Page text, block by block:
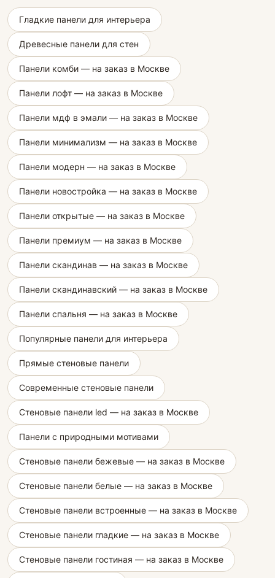
Гладкие панели для интерьера
Древесные панели для стен
Панели комби — на заказ в Москве
Панели лофт — на заказ в Москве
Панели мдф в эмали — на заказ в Москве
Панели минимализм — на заказ в Москве
Панели модерн — на заказ в Москве
Панели новостройка — на заказ в Москве
Панели открытые — на заказ в Москве
Панели премиум — на заказ в Москве
Панели скандинав — на заказ в Москве
Панели скандинавский — на заказ в Москве
Панели спальня — на заказ в Москве
Популярные панели для интерьера
Прямые стеновые панели
Современные стеновые панели
Стеновые панели led — на заказ в Москве
Панели с природными мотивами
Стеновые панели бежевые — на заказ в Москве
Стеновые панели белые — на заказ в Москве
Стеновые панели встроенные — на заказ в Москве
Стеновые панели гладкие — на заказ в Москве
Стеновые панели гостиная — на заказ в Москве